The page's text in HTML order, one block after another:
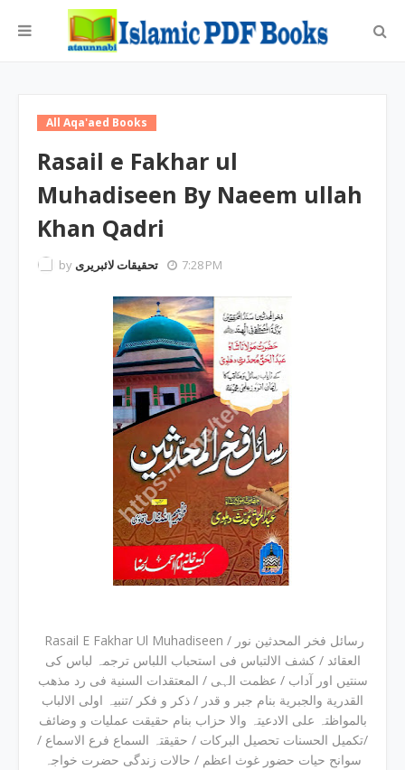
All Aqa'aed Books
Rasail e Fakhar ul
Muhadiseen By Naeem ullah
Khan Qadri
by تحقیقات لائبریری 7:28 PM
Rasail E Fakhar Ul Muhadiseen / رسائل فخر المحدثین نور
العقائد / کشف الالتباس فی استحباب اللباس ترجمہ لباس کی
سنتیں اور آداب / عظمت الہی / المعتقدات السنیة فی رد مذھب
القدریة والجبریة بنام جبر و قدر / ذکر و فکر /تنبیہ اولی الالباب
بالمواظتہ علی الادعیتہ والا حزاب بنام حقیقت عملیات و وضائف
/تکمیل الحسنات تحصیل البرکات / حقیقتہ السماع فرع الاسماع /
سوانح حیات حضور غوث اعظم / حالات زندگی حضرت خواجہ